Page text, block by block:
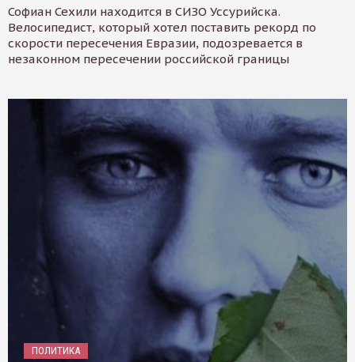
Софиан Сехили находится в СИЗО Уссурийска.
Велосипедист, который хотел поставить рекорд по
скорости пересечения Евразии, подозревается в
незаконном пересечении российской границы
ПОЛИТИКА